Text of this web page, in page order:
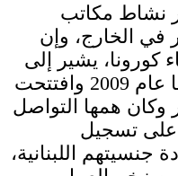
نشاط مكاتب
في الخارج، وإن
كورونا، يشير إلى
أن "المؤسسة أطلقت عملها عام 2009 وافتتحت
وكان همها التواصل
على تسجيل
اللبنانية،